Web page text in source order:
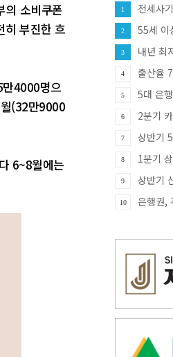
의 소비쿠폰
히 부진한 흐
만4000명으
(32만9000
6~8월에는
1
전세사
피해자
2
55세 이
명 중 7
3
내년 최
공인 이
4
출산율
사회 심화
5
5대 은
계대출
6
2분기
복세 반영
7
상반기
과…은
8
1분기
는 모두
9
상반기
록
10
은행권,